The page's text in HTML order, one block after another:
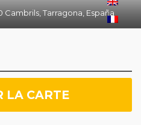
Cambrils, Tarragona, España
LA CARTE